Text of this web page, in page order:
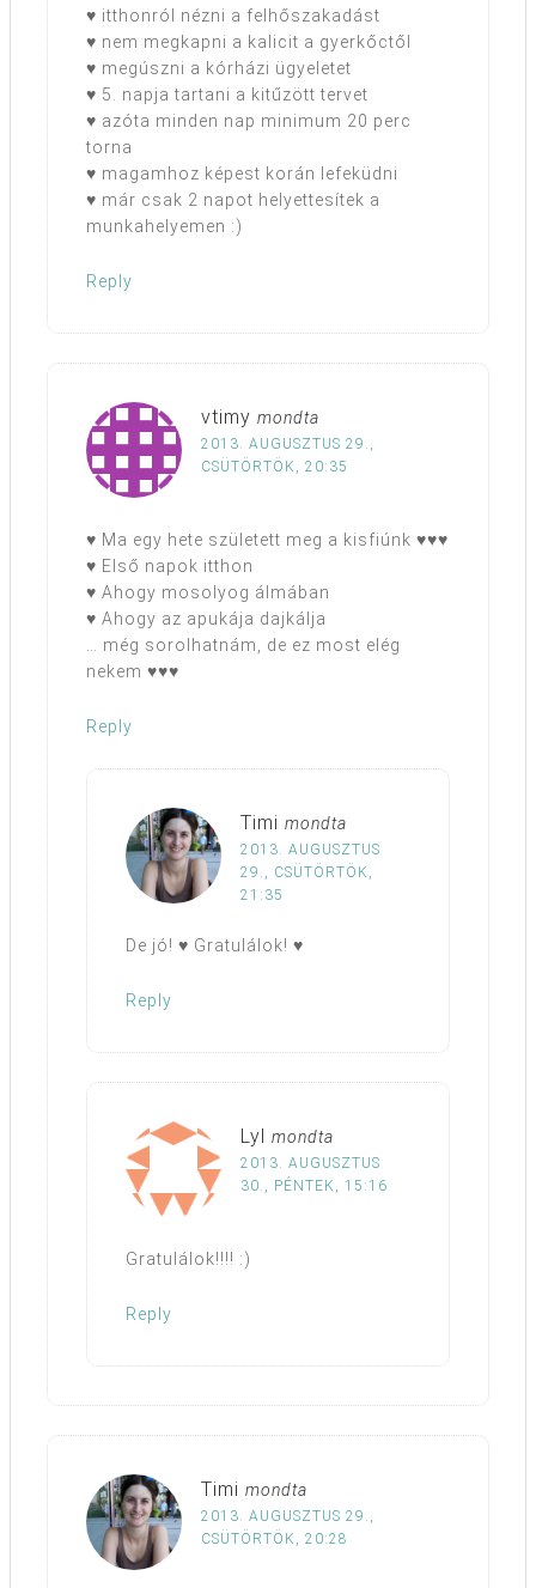
♥ itthonról nézni a felhőszakadást
♥ nem megkapni a kalicit a gyerkőctől
♥ megúszni a kórházi ügyeletet
♥ 5. napja tartani a kitűzött tervet
♥ azóta minden nap minimum 20 perc
torna
♥ magamhoz képest korán lefeküdni
♥ már csak 2 napot helyettesítek a
munkahelyemen :)
Reply
vtimy mondta
2013. AUGUSZTUS 29.,
CSÜTÖRTÖK, 20:35
♥ Ma egy hete született meg a kisfiúnk ♥♥♥
♥ Első napok itthon
♥ Ahogy mosolyog álmában
♥ Ahogy az apukája dajkálja
… még sorolhatnám, de ez most elég
nekem ♥♥♥
Reply
Timi mondta
2013. AUGUSZTUS
29., CSÜTÖRTÖK,
21:35
De jó! ♥ Gratulálok! ♥
Reply
Lyl mondta
2013. AUGUSZTUS
30., PÉNTEK, 15:16
Gratulálok!!!! :)
Reply
Timi mondta
2013. AUGUSZTUS 29.,
CSÜTÖRTÖK, 20:28